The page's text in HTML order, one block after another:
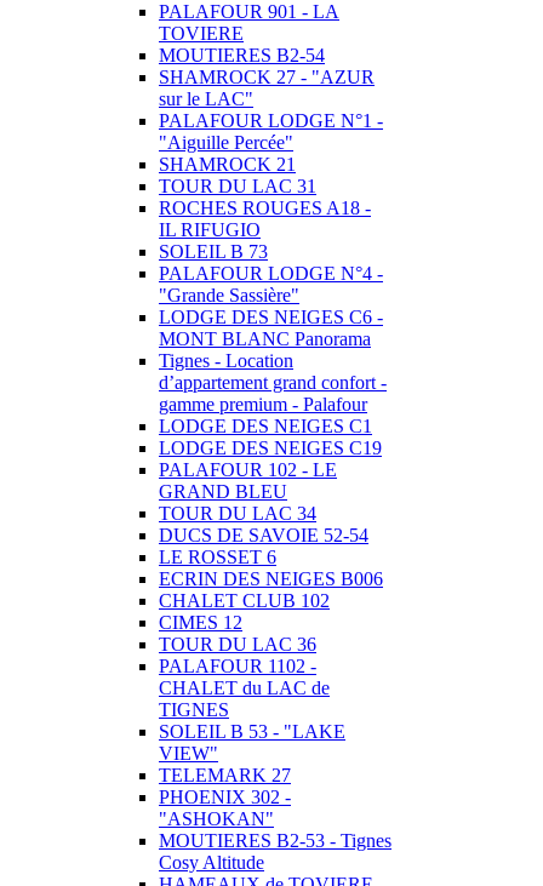
PALAFOUR 901 - LA
TOVIERE
MOUTIERES B2-54
SHAMROCK 27 - "AZUR
sur le LAC"
PALAFOUR LODGE N°1 -
"Aiguille Percée"
SHAMROCK 21
TOUR DU LAC 31
ROCHES ROUGES A18 -
IL RIFUGIO
SOLEIL B 73
PALAFOUR LODGE N°4 -
"Grande Sassière"
LODGE DES NEIGES C6 -
MONT BLANC Panorama
Tignes - Location
d’appartement grand confort -
gamme premium - Palafour
LODGE DES NEIGES C1
LODGE DES NEIGES C19
PALAFOUR 102 - LE
GRAND BLEU
TOUR DU LAC 34
DUCS DE SAVOIE 52-54
LE ROSSET 6
ECRIN DES NEIGES B006
CHALET CLUB 102
CIMES 12
TOUR DU LAC 36
PALAFOUR 1102 -
CHALET du LAC de
TIGNES
SOLEIL B 53 - "LAKE
VIEW"
TELEMARK 27
PHOENIX 302 -
"ASHOKAN"
MOUTIERES B2-53 - Tignes
Cosy Altitude